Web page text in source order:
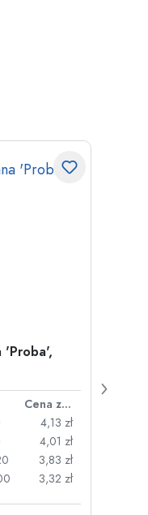
'Proba',
Cena za sztukę
4,13 zł
4,01 zł
3,83 zł
3,32 zł